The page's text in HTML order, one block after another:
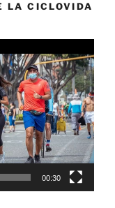
LA CICLOVIDA
00:30